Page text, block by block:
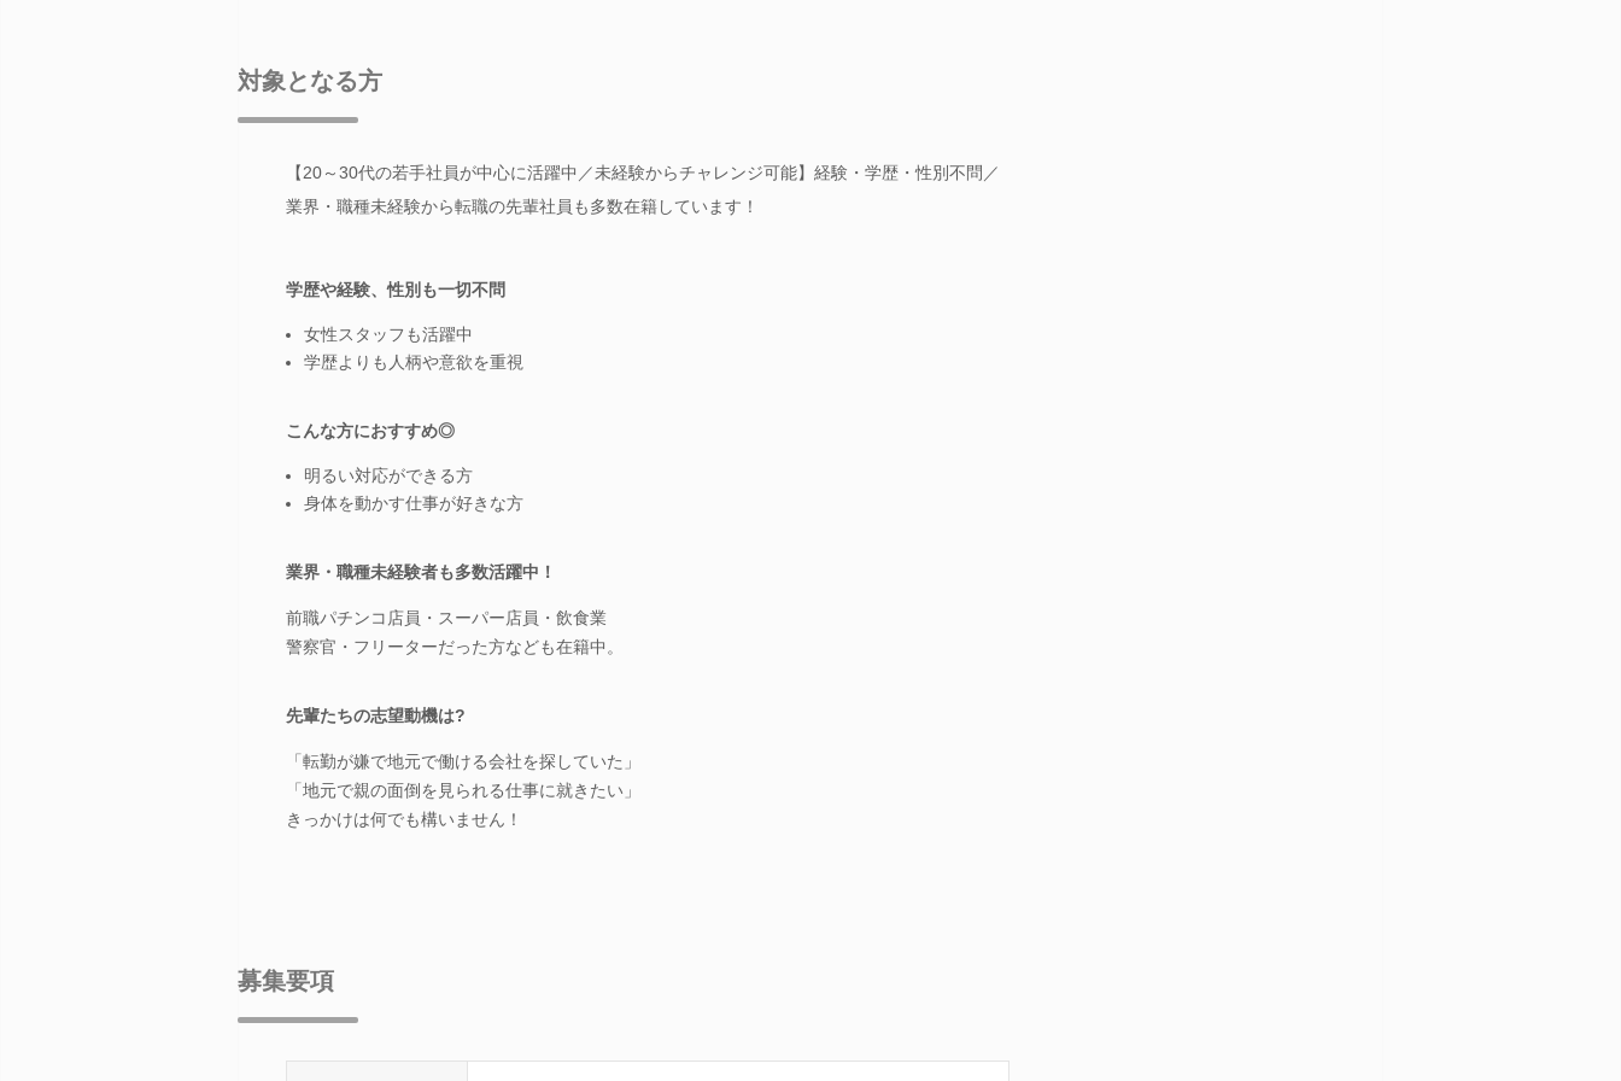
対象となる方
【20～30代の若手社員が中心に活躍中／未経験からチャレンジ可能】経験・学歴・性別不問／
業界・職種未経験から転職の先輩社員も多数在籍しています！
学歴や経験、性別も一切不問
女性スタッフも活躍中
学歴よりも人柄や意欲を重視
こんな方におすすめ◎
明るい対応ができる方
身体を動かす仕事が好きな方
業界・職種未経験者も多数活躍中！
前職パチンコ店員・スーパー店員・飲食業
警察官・フリーターだった方なども在籍中。
先輩たちの志望動機は?
「転勤が嫌で地元で働ける会社を探していた」
「地元で親の面倒を見られる仕事に就きたい」
きっかけは何でも構いません！
募集要項